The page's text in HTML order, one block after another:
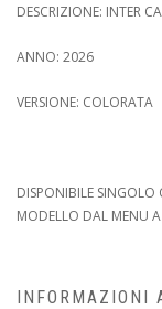
DESCRIZIONE: INTER
ANNO: 2026
VERSIONE: COLORATA
DISPONIBILE SINGOLO
MODELLO DAL MENU
INFORMAZIONI